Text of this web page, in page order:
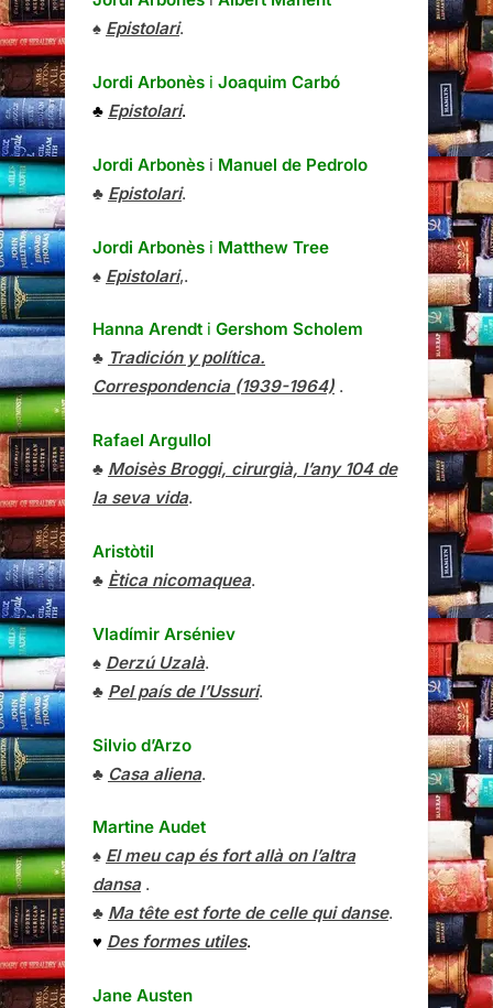
♠ Epistolari.
Jordi Arbonès i Joaquim Carbó
♣ Epistolari.
Jordi Arbonès i Manuel de Pedrolo
♣ Epistolari.
Jordi Arbonès i Matthew Tree
♠ Epistolari,.
Hanna Arendt i Gershom Scholem
♣ Tradición y política.
Correspondencia (1939-1964) .
Rafael Argullol
♣ Moisès Broggi, cirurgià, l’any 104 de
la seva vida.
Aristòtil
♣ Ètica nicomaquea.
Vladímir Arséniev
♠ Derzú Uzalà.
♣ Pel país de l’Ussuri.
Silvio d’Arzo
♣ Casa aliena.
Martine Audet
♠ El meu cap és fort allà on l’altra
dansa.
♣ Ma tête est forte de celle qui danse.
♥ Des formes utiles.
Jane Austen